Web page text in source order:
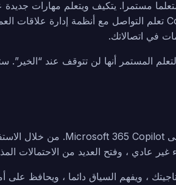
مستمرا. يتكيف ويتعلم مهارات
في اتصالاتك.
المستمر أنها لن تتوقف عند “الخير”.
عادي ، وفتح العديد من الاحتمالات
، ويفهم السياق دائما ، ويحافظ على